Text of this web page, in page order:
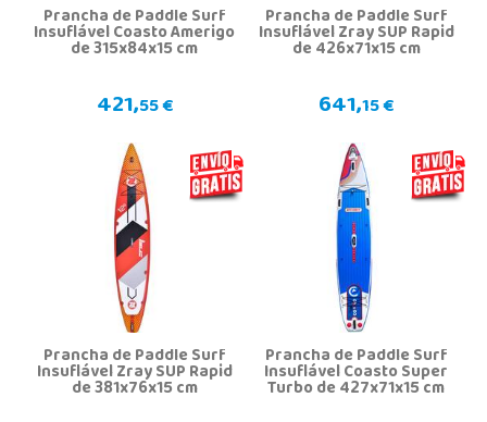
Prancha de Paddle Surf
Insuflável Coasto Amerigo
de 315x84x15 cm
421,55 €
Prancha de Paddle Surf
Insuflável Zray SUP Rapid
de 426x71x15 cm
641,15 €
Prancha de Paddle Surf
Insuflável Zray SUP Rapid
de 381x76x15 cm
Prancha de Paddle Surf
Insuflável Coasto Super
Turbo de 427x71x15 cm